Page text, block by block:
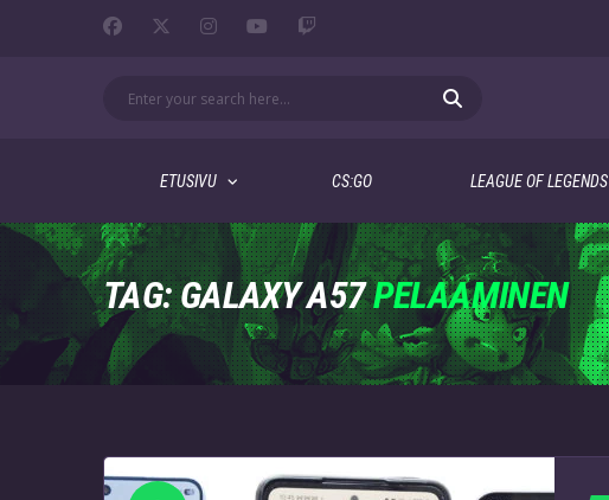
ETUSIVU CS:GO LEAGUE OF LEGENDS
TAG: GALAXY A57PELAAMINEN